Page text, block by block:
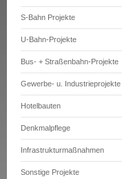
S-Bahn Projekte
U-Bahn-Projekte
Bus- + Straßenbahn-Projekte
Gewerbe- u. Industrieprojekte
Hotelbauten
Denkmalpflege
Infrastrukturmaßnahmen
Sonstige Projekte